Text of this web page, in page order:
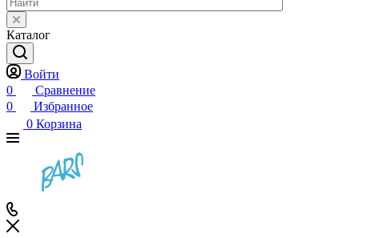
Каталог
Войти
0
Сравнение
0
Избранное
0 Корзина